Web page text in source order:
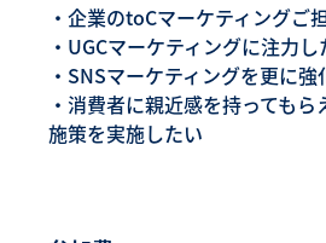
・企業のtoCマーケティングご
・UGCマーケティングに注力
・SNSマーケティングを更に
・消費者に親近感を持っても
施策を実施したい